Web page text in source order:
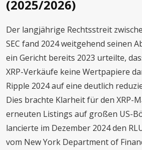
(2025/2026)
Der langjährige Rechtsstreit
SEC fand 2024 weitgehend seinen
ein Gericht bereits 2023 urteilte,
XRP-Verkäufe keine Wertpapiere
Ripple 2024 auf eine deutlich
Dies brachte Klarheit für den XRP-
erneuten Listings auf großen US-
lancierte im Dezember 2024 den
vom New York Department of